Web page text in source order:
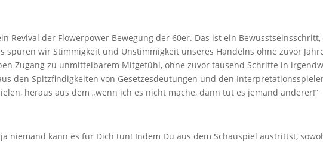
Revival der Flowerpower Bewegung der 60er. Das ist ein Bewusstseinsschritt,
spüren wir Stimmigkeit und Unstimmigkeit unseres Handelns ohne zuvor
Zugang zu unmittelbarem Mitgefühl, ohne zuvor tausend Schritte in
den Spitzfindigkeiten von Gesetzesdeutungen und den
heraus aus dem „wenn ich es nicht mache, dann tut es jemand anderer!“
niemand kann es für Dich tun! Indem Du aus dem Schauspiel austrittst,